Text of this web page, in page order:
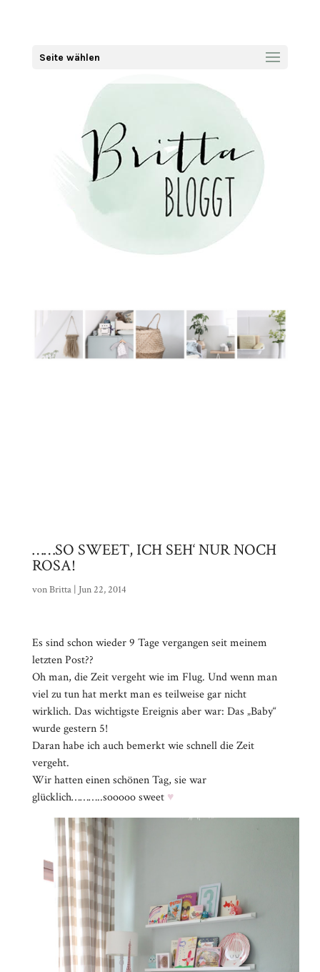
Seite wählen
……SO SWEET, ICH SEH‘ NUR NOCH
ROSA!
vonBritta| Jun 22, 2014
Es sind schon wieder 9 Tage vergangen seit meinem
letzten Post??
Oh man, die Zeit vergeht wie im Flug. Und wenn man
viel zu tun hat merkt man es teilweise gar nicht
wirklich. Das wichtigste Ereignis aber war: Das „Baby“
wurde gestern 5!
Daran habe ich auch bemerkt wie schnell die Zeit
vergeht.
Wir hatten einen schönen Tag, sie war
glücklich………..sooooo sweet ♥